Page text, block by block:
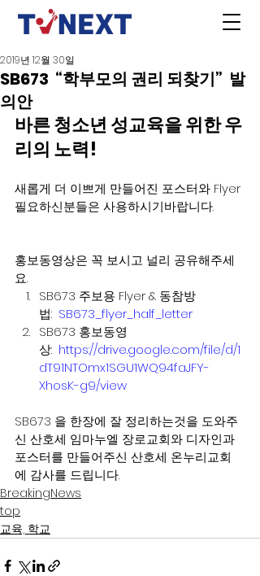
SB673 “학부모의 권리 되찾기” 발
의안
2019년 12월 30일
바른 청소년 성교육을 위한 우
리의 노력!
새롭게 더 이쁘게 만들어진 포스터와 Flyer
필요하신분들은 사용하시기바랍니다.
홍보동영상은 꼭 보시고 널리 공유해주세
요.
SB673 주보용 Flyer & 동참방
법: SB673_flyer_half_letter
SB673 홍보동영
상: https://drive.google.com/file/d/1
dT91NTOmx1SGU1WQ94faJFY-
XhosK-g9/view
SB673 을 한장에 잘 정리하는것을 도와주
신 산호세 임마누엘 장로교회와 디자인과
포스터를 만들어주신 산호세 온누리교회
에 감사를 드립니다.
BreakingNews
top
교육, 학교